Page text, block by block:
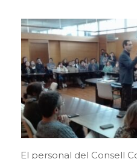
El personal del Consell